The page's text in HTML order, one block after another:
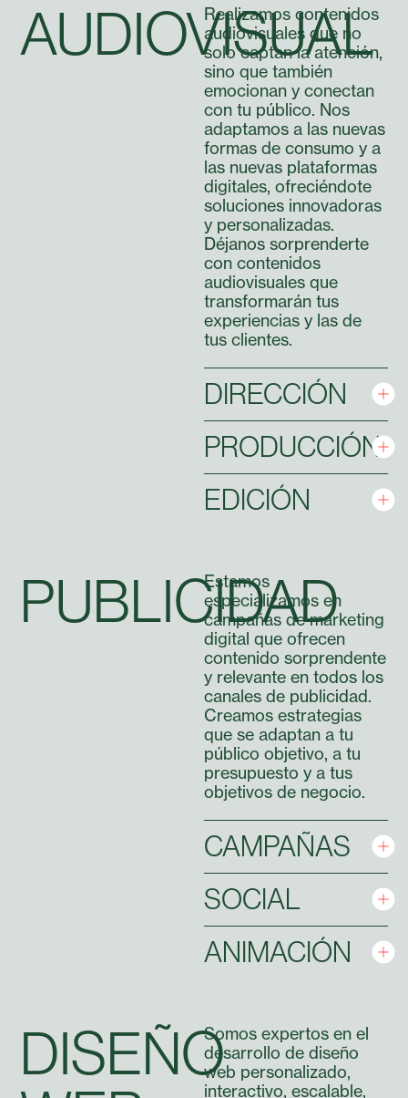
AUDIOVISUAL
Realizamos contenidos
audiovisuales que no
solo captan la atención,
sino que también
emocionan y conectan
con tu público. Nos
adaptamos a las nuevas
formas de consumo y a
las nuevas plataformas
digitales, ofreciéndote
soluciones innovadoras
y personalizadas.
Déjanos sorprenderte
con contenidos
audiovisuales que
transformarán tus
experiencias y las de
tus clientes.
DIRECCIÓN
PRODUCCIÓN
EDICIÓN
PUBLICIDAD
Estamos
especializamos en
campañas de marketing
digital que ofrecen
contenido sorprendente
y relevante en todos los
canales de publicidad.
Creamos estrategias
que se adaptan a tu
público objetivo, a tu
presupuesto y a tus
objetivos de negocio.
CAMPAÑAS
SOCIAL
ANIMACIÓN
DISEÑOSomos expertos en el
desarrollo de diseño
web personalizado,
interactivo, escalable,